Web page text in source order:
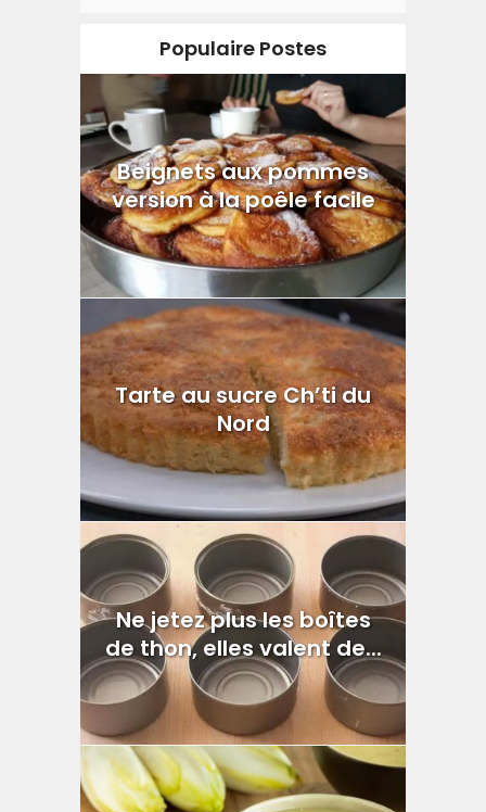
Populaire Postes
Beignets aux pommes
version à la poêle facile
Tarte au sucre Ch’ti du
Nord
Ne jetez plus les boîtes
de thon, elles valent de...